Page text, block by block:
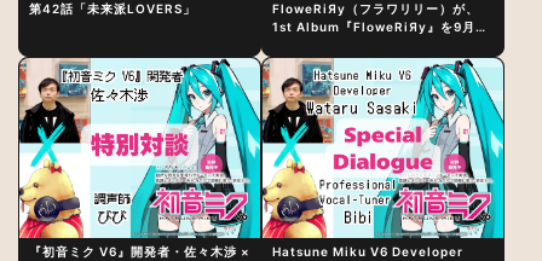
第42話「未来派LOVERS」
FloweRiЯy（フラワリリー）が、
1st Album『FloweRiЯy』を9月23
『初音ミク V6』開発者・佐々木渉 ×
Hatsune Miku V6 Developer